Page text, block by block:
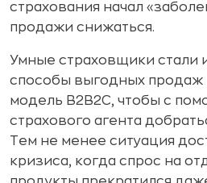
страхования начал
продажи снижаться.
Умные страховщики стали
способы выгодных продаж
модель B2B2C, чтобы с
страхового агента
Тем не менее ситуация
кризиса, когда спрос на